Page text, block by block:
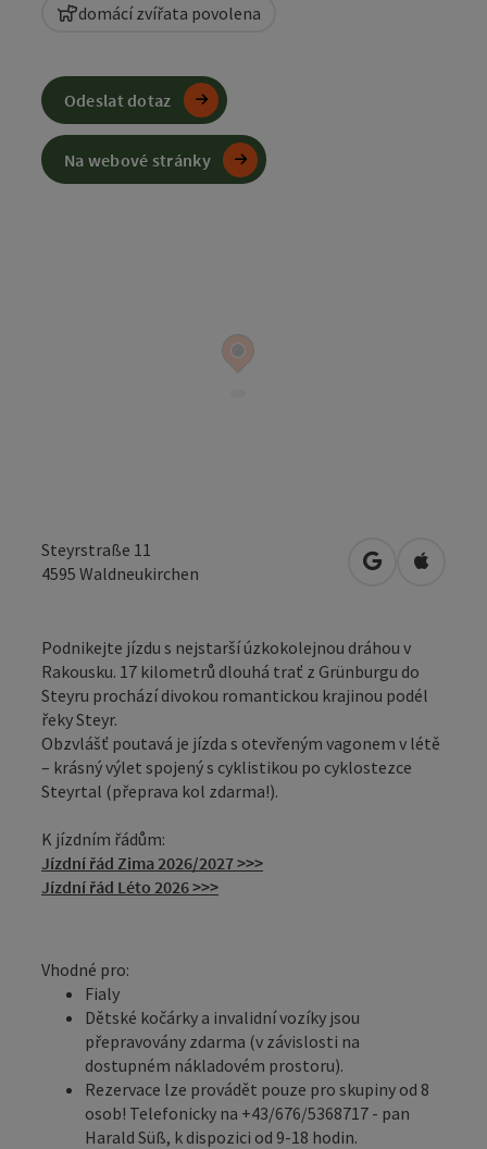
domácí zvířata povolena
Steyrstraße 11
4595 Waldneukirchen Otevřít vOtevřít
Podnikejte jízdu s nejstarší úzkokolejnou dráhou v
Rakousku. 17 kilometrů dlouhá trať z Grünburgu do
Steyru prochází divokou romantickou krajinou podél
řeky Steyr.
Obzvlášť poutavá je jízda s otevřeným vagonem v létě
– krásný výlet spojený s cyklistikou po cyklostezce
Steyrtal (přeprava kol zdarma!).
K jízdním řádům:
Jízdní řád Zima 2026/2027 >>>
Jízdní řád Léto 2026 >>>
Vhodné pro:
Fialy
Dětské kočárky a invalidní vozíky jsou
přepravovány zdarma (v závislosti na
dostupném nákladovém prostoru).
Rezervace lze provádět pouze pro skupiny od 8
osob! Telefonicky na +43/676/5368717 - pan
Harald Süß, k dispozici od 9-18 hodin.
Odeslat dotaz
Na webové stránky